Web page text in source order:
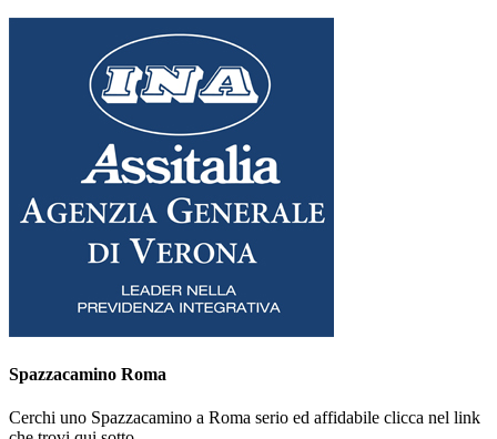
Spazzacamino Roma
Cerchi uno Spazzacamino a Roma serio ed affidabile clicca nel link